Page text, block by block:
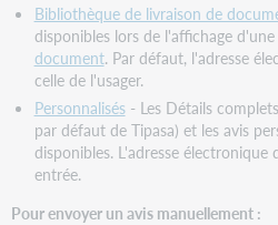
Bibliothèque de livraison de
disponibles lors de l'affichage
document. Par défaut, l'adresse
celle de l'usager.
Personnalisés- Les Détails
par défaut de Tipasa) et les avis
disponibles. L'adresse
entrée.
Pour envoyer un avis manuellement :